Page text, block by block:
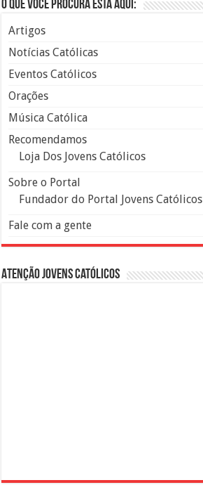
O que você procura está aqui:
Artigos
Notícias Católicas
Eventos Católicos
Orações
Música Católica
Recomendamos
Loja Dos Jovens Católicos
Sobre o Portal
Fundador do Portal Jovens Católicos
Fale com a gente
Atenção Jovens Católicos